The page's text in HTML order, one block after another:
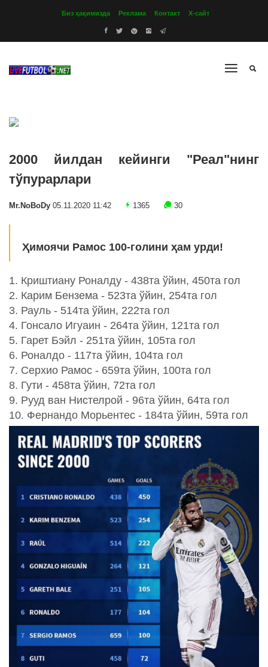
Биз ҳақимизда Реклама Контакт Х-сайт
2000 йилдан кейинги "Реал"нинг
тўпурарлари
Mr.NoBoDy 05.11.2020 11:42 1365 30
Ҳимоячи Рамос 100-голини ҳам урди!
1. Криштиану Роналду - 438та ўйин, 450та гол
2. Карим Бензема - 523та ўйин, 254та гол
3. Рауль - 514та ўйин, 222та гол
4. Гонсало Игуаин - 264та ўйин, 121та гол
5. Гарет Бэйл - 251та ўйин, 105та гол
6. Роналдо - 117та ўйин, 104та гол
7. Серхио Рамос - 659та ўйин, 100та гол
8. Гути - 458та ўйин, 72та гол
9. Рууд ван Нистелрой - 96та ўйин, 64та гол
10. Фернандо Морьентес - 184та ўйин, 59та гол